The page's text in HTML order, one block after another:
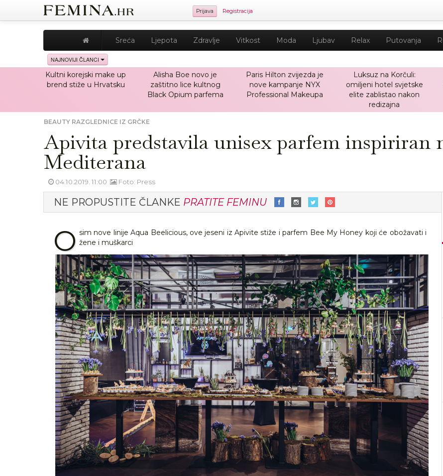
Prijava Registracija
Sreća Ljepota Zdravlje Vitkost Moda Ljubav Relax Putovanja
NAJNOVIJI ČLANCI
Kultni korejski make up
brend stiže u Hrvatsku
Alisha Boe novo je
zaštitno lice kultnog
Black Opium parfema
Paris Hilton zvijezda je
nove kampanje NYX
Professional Makeupa
Luksuz na Korčuli:
omiljeni hotel svjetske
elite zablistao nakon
redizajna
BEAUTY RAZGLEDNICE IZ GRČKE
Apivita predstavila unisex parfem inspiriran
Mediterana
04.10.2019. 11:00 Foto: Press
NE PROPUSTITE ČLANKE PRATITE FEMINU
O sim nove linije Aqua Beelicious, ove jeseni iz Apivite stiže i parfem Bee My Honey koji će obožavati i
žene i muškarci